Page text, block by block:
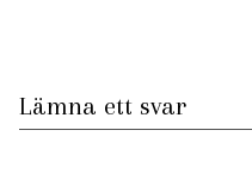
Lämna ett svar